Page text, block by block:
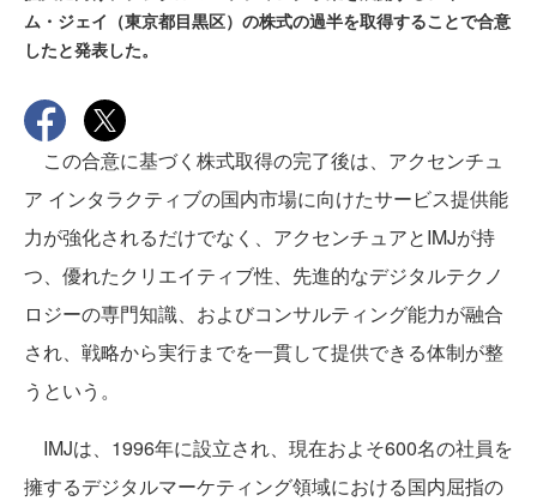
ム・ジェイ（東京都目黒区）の株式の過半を取得することで合意
したと発表した。
この合意に基づく株式取得の完了後は、アクセンチュ
ア インタラクティブの国内市場に向けたサービス提供能
力が強化されるだけでなく、アクセンチュアとIMJが持
つ、優れたクリエイティブ性、先進的なデジタルテクノ
ロジーの専門知識、およびコンサルティング能力が融合
され、戦略から実行までを一貫して提供できる体制が整
うという。
IMJは、1996年に設立され、現在およそ600名の社員を
擁するデジタルマーケティング領域における国内屈指の